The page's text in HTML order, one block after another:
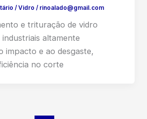
/ Vidro / rinoalado@gmail.com
e trituração de vidro
altamente
impacto e ao desgaste,
no corte